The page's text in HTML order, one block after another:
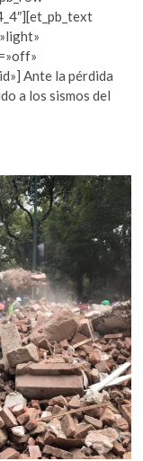
Ante la pérdida
a los sismos del